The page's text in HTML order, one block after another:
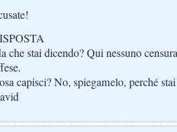
che stai dicendo? Qui nessuno
capisci? No, spiegamelo, perché